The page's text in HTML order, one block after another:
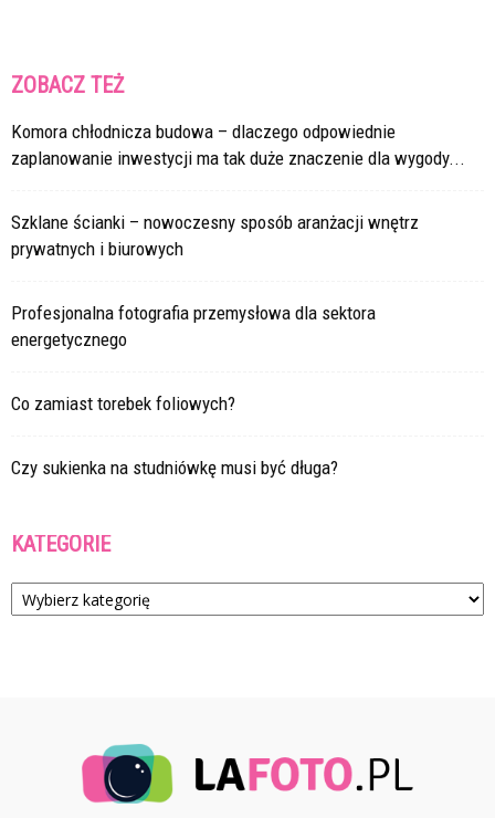
ZOBACZ TEŻ
Komora chłodnicza budowa – dlaczego odpowiednie
zaplanowanie inwestycji ma tak duże znaczenie dla wygody...
Szklane ścianki – nowoczesny sposób aranżacji wnętrz
prywatnych i biurowych
Profesjonalna fotografia przemysłowa dla sektora
energetycznego
Co zamiast torebek foliowych?
Czy sukienka na studniówkę musi być długa?
KATEGORIE
Kategorie